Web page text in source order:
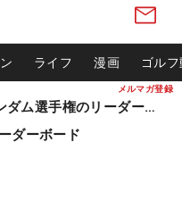
メルマガ登録
ライフ 漫画 ゴル
松山英樹ら出場 ウィンダム選手権のリーダーボード
ダーボード